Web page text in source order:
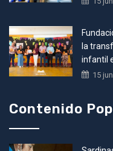
la
infantil
15
Contenido